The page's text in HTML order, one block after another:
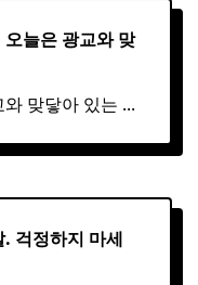
오늘은 광교와 맞
맞닿아 있는 ...
걱정하지 마세